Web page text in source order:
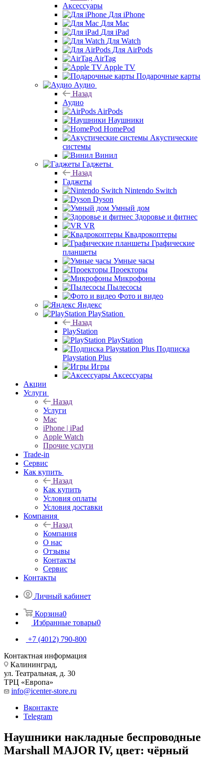
Аксессуары
Для iPhone
Для Mac
Для iPad
Для Watch
Для AirPods
AirTag
Apple TV
Подарочные карты
Аудио
Назад
Аудио
AirPods
Наушники
HomePod
Акустические
системы
Винил
Гаджеты
Назад
Гаджеты
Nintendo Switch
Dyson
Умный дом
Здоровье и фитнес
VR
Квадрокоптеры
Графические
планшеты
Умные часы
Проекторы
Микрофоны
Пылесосы
Фото и видео
Яндекс
PlayStation
Назад
PlayStation
PlayStation
Подписка
Playstation Plus
Игры
Аксессуары
Акции
Услуги
Назад
Услуги
Mac
iPhone | iPad
Apple Watch
Прочие услуги
Trade-in
Сервис
Как купить
Назад
Как купить
Условия оплаты
Условия доставки
Компания
Назад
Компания
О нас
Отзывы
Контакты
Сервис
Контакты
Личный кабинет
Корзина0
Избранные товары0
+7 (4012) 790-800
Контактная информация
Калининград,
ул. Театральная, д. 30
ТРЦ «Европа»
info@icenter-store.ru
Вконтакте
Telegram
Наушники накладные беспроводные
Marshall MAJOR IV, цвет: чёрный